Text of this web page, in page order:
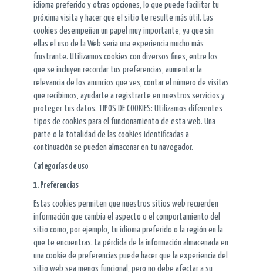
idioma preferido y otras opciones, lo que puede facilitar tu
próxima visita y hacer que el sitio te resulte más útil. Las
cookies desempeñan un papel muy importante, ya que sin
ellas el uso de la Web serí­a una experiencia mucho más
frustrante. Utilizamos cookies con diversos fines, entre los
que se incluyen recordar tus preferencias, aumentar la
relevancia de los anuncios que ves, contar el número de visitas
que recibimos, ayudarte a registrarte en nuestros servicios y
proteger tus datos. TIPOS DE COOKIES: Utilizamos diferentes
tipos de cookies para el funcionamiento de esta web. Una
parte o la totalidad de las cookies identificadas a
continuación se pueden almacenar en tu navegador.
Categorías de uso
1. Preferencias
Estas cookies permiten que nuestros sitios web recuerden
información que cambia el aspecto o el comportamiento del
sitio como, por ejemplo, tu idioma preferido o la región en la
que te encuentras. La pérdida de la información almacenada en
una cookie de preferencias puede hacer que la experiencia del
sitio web sea menos funcional, pero no debe afectar a su